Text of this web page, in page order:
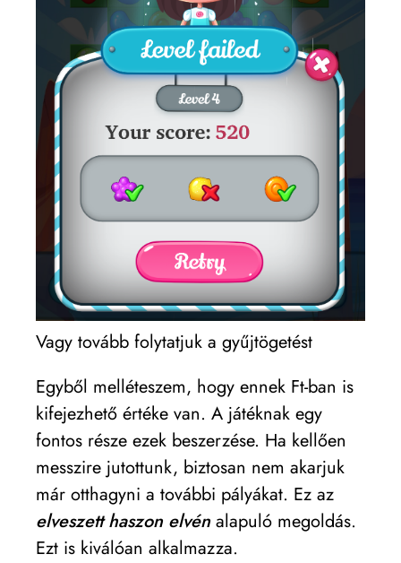
Vagy tovább folytatjuk a gyűjtögetést
Egyből melléteszem, hogy ennek Ft-ban is
kifejezhető értéke van. A játéknak egy
fontos része ezek beszerzése. Ha kellően
messzire jutottunk, biztosan nem akarjuk
már otthagyni a további pályákat. Ez az
elveszett haszon elvén alapuló megoldás.
Ezt is kiválóan alkalmazza.